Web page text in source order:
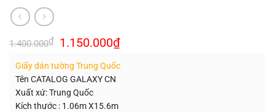
1.400.000₫ Giá
gốc
1.400.000₫.
1.150.000₫Giá
hiện
là:
Giấy dán tường Trung Quốc
Tên CATALOG GALAXY CN
Xuất xứ: Trung Quốc
Kích thước : 1.06m X15.6m